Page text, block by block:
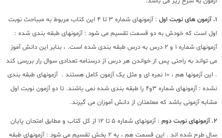
1. آزمون های نوبت اول
: آزمونهای شماره 3 تا 4 این کتاب مربوط به مبباحث نوبت
اول است که خودش به دو قسمت تقسیم می شود : آزمونهای طبقه بندی شده :
آزمونهای شماره 1 و 2 درس به درس طبقه بندی شده است. ، بنابر این دانش آموز
می تواند به راحتی پس از خواندن هر درس از درسنامه تعدادی سوال رار بررسی کند
. این آزمونها هم ، 10 نمره ای و مثل یک آزمون کامل هستند . آزمونهای طبقه بندی
نشده : آزمونهای شماره 3و4 را طبقه بندی شده نمی باشند. تا دو آزمون نوبت اول
مشابه آزمونی باشد که معلمتان از دانش آموزان می گیرند.
2. آزمونهای نوبت دوم
: آزمونهای شماره 5 تا 12 از کل کتاب و مطابق امتحان پایان
سال طرح شده اند . این قسمت هم ، به 2 بخش تقسیم می شود : آزمونهای طبقه